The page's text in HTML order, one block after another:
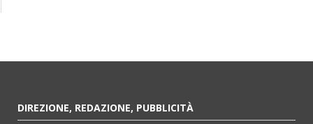
DIREZIONE, REDAZIONE, PUBBLICITÀ